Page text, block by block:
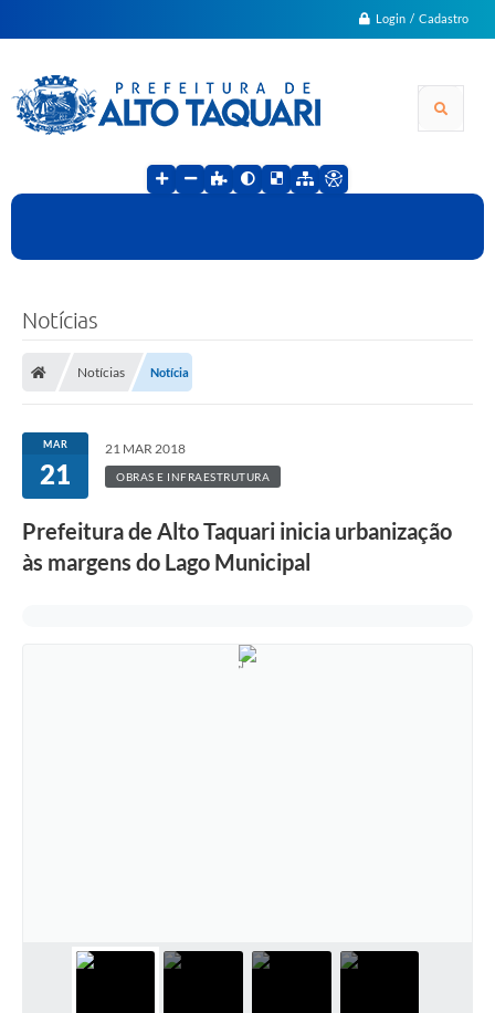
Login / Cadastro
Notícias
Notícias Notícia
MAR
21
21 MAR 2018
OBRAS E INFRAESTRUTURA
Prefeitura de Alto Taquari inicia urbanização
às margens do Lago Municipal